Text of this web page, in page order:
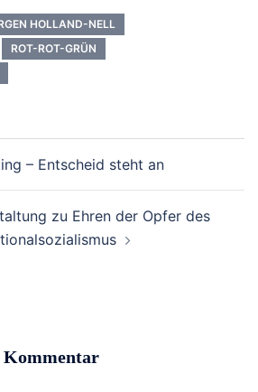
HOLLAND-NELL
ROT-ROT-GRÜN
– Entscheid steht an
zu Ehren der Opfer des
Kommentar